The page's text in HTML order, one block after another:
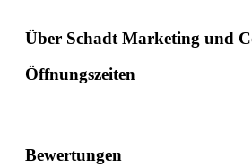
Über Schadt Marketing und
Öffnungszeiten
Bewertungen